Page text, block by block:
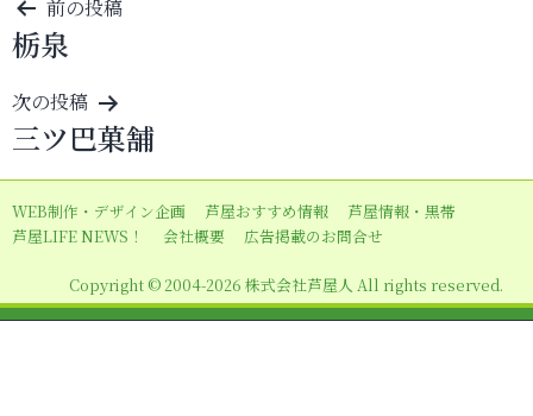
投
稿
ナ
ビ
ゲ
ー
シ
ン
前の投稿
栃泉
次の投稿
三ツ巴菓舗
WEB制作・デザイン企画 芦屋おすすめ情報
芦屋情報・黒帯
芦屋LIFE NEWS！
会社概要 広告掲載のお問合せ
Copyright © 2004-2026 株式会社芦屋人 All rights reserved.